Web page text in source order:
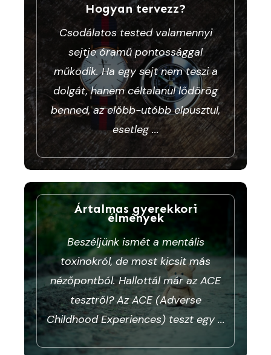
Hogyan tervezz?
Csodálatos tested valamennyi
sejtje óramű pontossággal
működik. Ha egy sejt nem teszi a
dolgát, hanem céltalanul lődörög
benned, az előbb-utóbb elpusztul,
esetleg...
Ártalmas gyerekkori
élmények
Beszéljünk ismét a mentális
toxinokról, de most kicsit más
nézőpontból. Hallottál már az ACE
tesztről? Az ACE (Adverse
Childhood Experiences) teszt egy...